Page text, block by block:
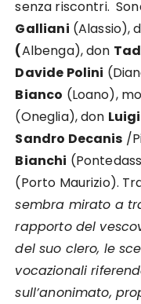
senza riscontri.
Galliani (Alassio),
(Albenga), don
Davide Polini
Bianco (Loano),
(Oneglia), don
Sandro Decanis /
Bianchi
(Porto Maurizio).
sembra mirato a
rapporto del
del suo clero, le
vocazionali
sull’anonimato,